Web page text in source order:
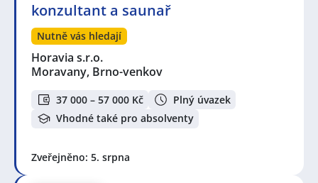
konzultant a saunař
Nutně vás hledají
Horavia s.r.o.
Moravany, Brno-venkov
37 000 – 57 000 Kč
Plný úvazek
Vhodné také pro absolventy
Zveřejněno: 5. srpna